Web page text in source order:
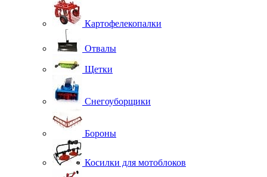
Картофелекопалки
Отвалы
Щетки
Снегоуборщики
Бороны
Косилки для мотоблоков